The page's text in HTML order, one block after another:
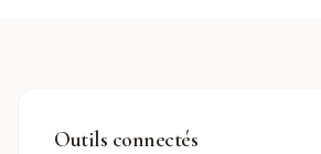
Outils connectés